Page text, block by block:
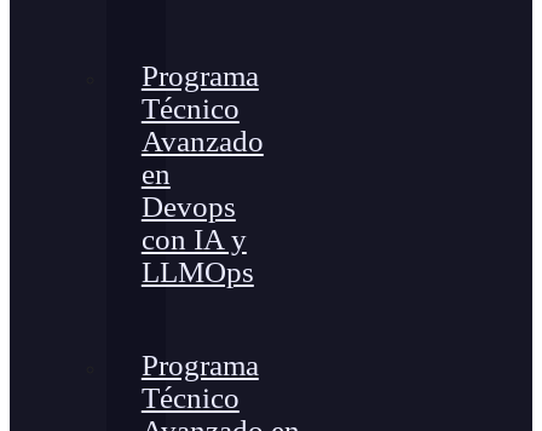
Programa
Técnico
Avanzado
en
Devops
con IA y
LLMOps
Programa
Técnico